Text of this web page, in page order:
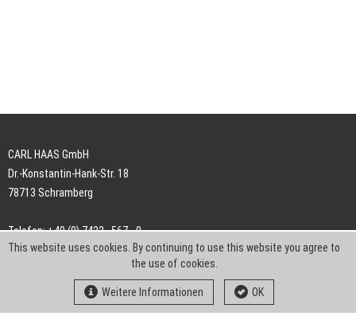
CARL HAAS GmbH
Dr.-Konstantin-Hank-Str. 18
78713 Schramberg
Telefon: +49 (0) 7422 . 567 - 0
Telefax: +49 (0) 7422 . 567 - 239
info-ch@kern-liebers.com
This website uses cookies. By continuing to use this website you agree to
the use of cookies.
Weitere Informationen OK